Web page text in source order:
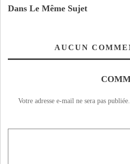
Dans Le Même Sujet
AUCUN
Votre adresse e-mail ne sera pas publiée.